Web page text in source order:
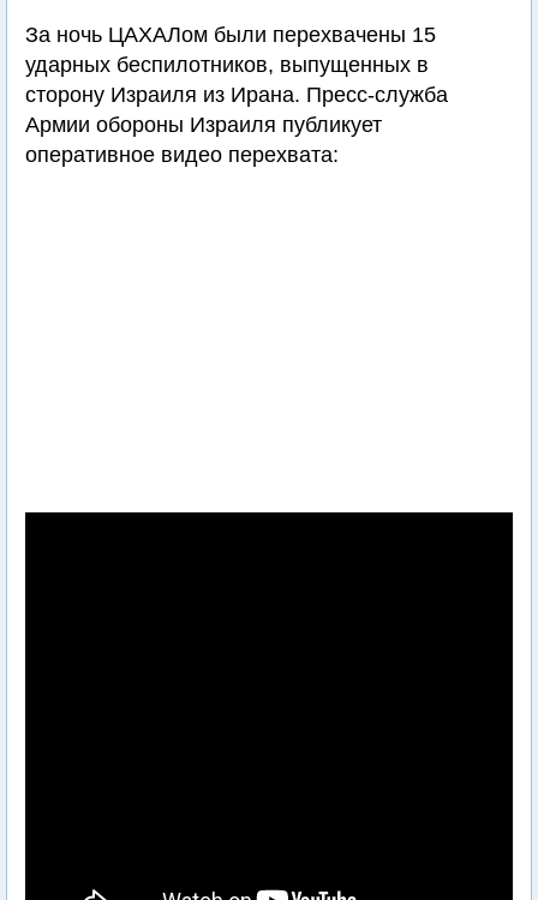
За ночь ЦАХАЛом были перехвачены 15
ударных беспилотников, выпущенных в
сторону Израиля из Ирана. Пресс-служба
Армии обороны Израиля публикует
оперативное видео перехвата: